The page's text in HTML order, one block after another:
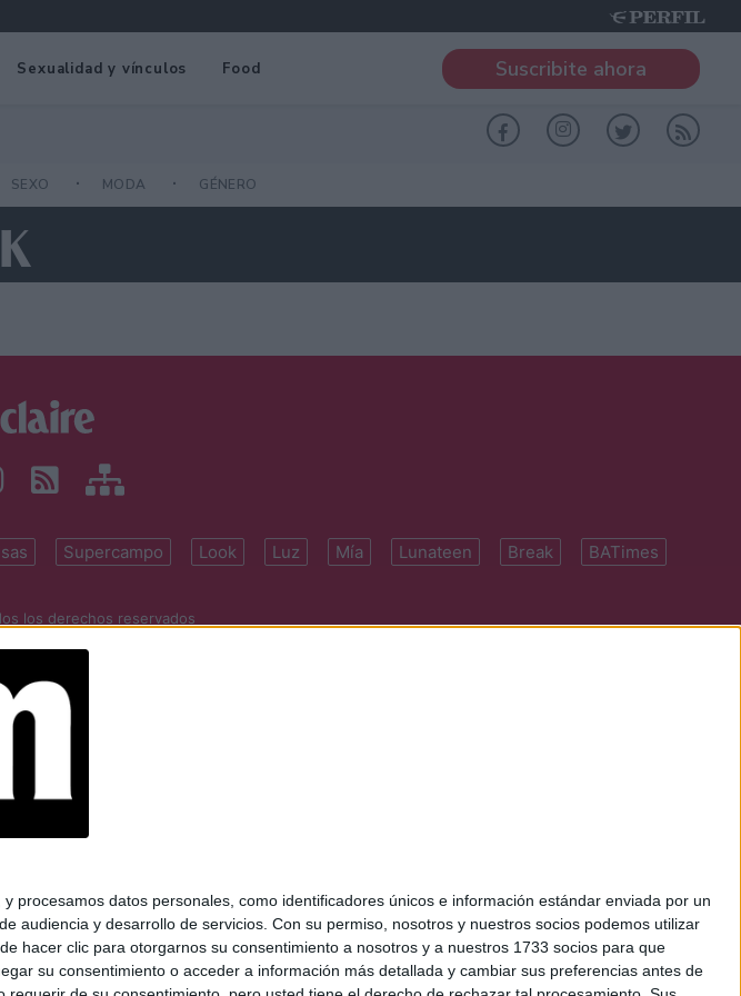
procesamos datos personales, como identificadores únicos e información estándar enviada por un
audiencia y desarrollo de servicios. Con su permiso, nosotros y nuestros socios podemos utilizar
hacer clic para otorgarnos su consentimiento a nosotros y a nuestros 1733 socios para que
su consentimiento o acceder a información más detallada y cambiar sus preferencias antes de
Sexualidad y vínculos Food Suscribite ahora
SEXO MODA GÉNERO
Supercampo Look Luz Mía Lunateen Break BATimes
los derechos reservados
Diario Perfil S.A.